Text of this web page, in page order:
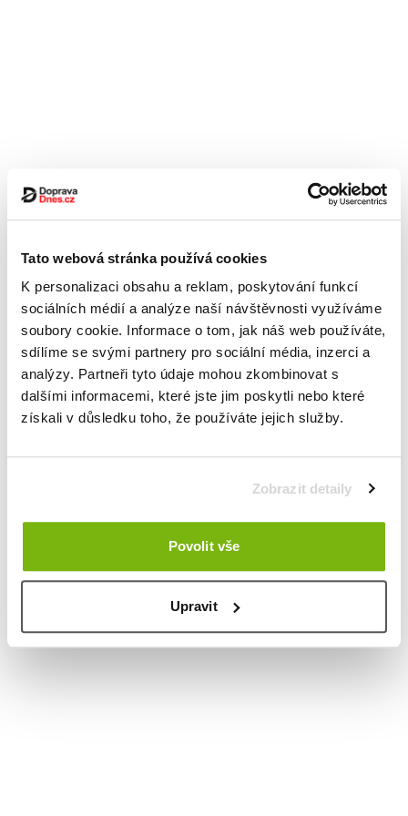
Tato webová stránka používá cookies
K personalizaci obsahu a reklam, poskytování funkcí
sociálních médií a analýze naší návštěvnosti využíváme
soubory cookie. Informace o tom, jak náš web používáte,
sdílíme se svými partnery pro sociální média, inzerci a
analýzy. Partneři tyto údaje mohou zkombinovat s
dalšími informacemi, které jste jim poskytli nebo které
získali v důsledku toho, že používáte jejich služby.
Zobrazit detaily
Povolit vše
Upravit